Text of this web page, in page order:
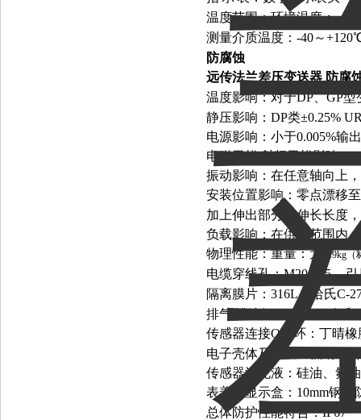
温度范围：环境温度：-40
测量介质温度：-40～
防腐蚀
远传法兰差压变送器 防腐
温度影响：对于DP、GP
静压影响：DP类±0.25%
电源影响：小于0.005%输
电磁干扰/射频干扰影响：
振动影响：在任意轴向上
安装位置影响：零点漂移
加上伸出部分的伸长长度
负载影响：在供电范围内
物理性能：重量：为3.9kg（
电缆穿线孔：M20×1.5
引
隔离膜片：316L、哈氏C-
排气/排液阀：316L、哈氏
传感器连接O型环：丁晴
电子壳体及涂层：低铜铝
传感器灌充液：硅油、氟油
表盖及显示盒：10mm钢
总体防护性能符合：IP67